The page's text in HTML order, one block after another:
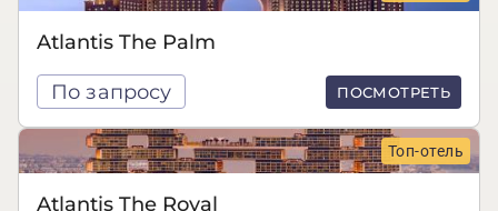
Atlantis The Palm
По запросу ПОСМОТРЕТЬ
Топ-отель
Atlantis The Royal